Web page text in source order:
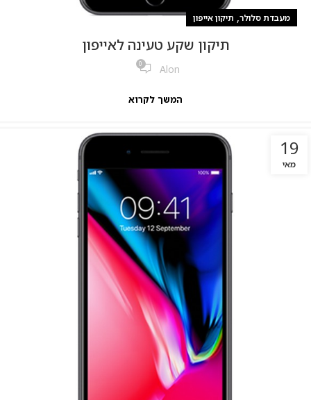
מעבדת סלולר, תיקון אייפון
תיקון שקע טעינה לאייפון
Alon
0
המשך לקרוא
19
מאי